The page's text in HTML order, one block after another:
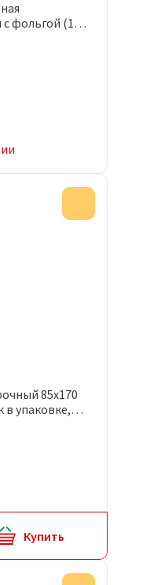
фольгой (10
85x170
в упаковке,
Купить